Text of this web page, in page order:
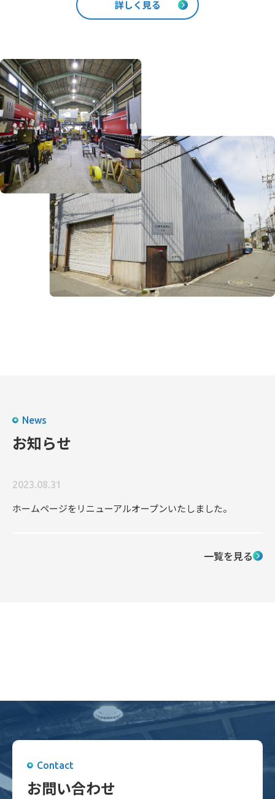
詳しく見る
News
お知らせ
2023.08.31
ホームページをリニューアルオープンいたしました。
一覧を見る
Contact
お問い合わせ